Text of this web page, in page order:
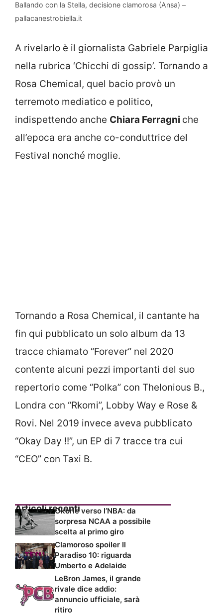
Ballando con la Stella, decisione clamorosa (Ansa) –
pallacanestrobiella.it
A rivelarlo è il giornalista Gabriele Parpiglia
nella rubrica ‘Chicchi di gossip’. Tornando a
Rosa Chemical, quel bacio provò un
terremoto mediatico e politico,
indispettendo anche Chiara Ferragni che
all’epoca era anche co-conduttrice del
Festival nonché moglie.
Tornando a Rosa Chemical, il cantante ha
fin qui pubblicato un solo album da 13
tracce chiamato “Forever” nel 2020
contente alcuni pezzi importanti del suo
repertorio come “Polka” con Thelonious B.,
Londra con “Rkomi”, Lobby Way e Rose &
Rovi. Nel 2019 invece aveva pubblicato
“Okay Day !!”, un EP di 7 tracce tra cui
“CEO” con Taxi B.
Articoli recentiOkorie verso l’NBA: da
sorpresa NCAA a possibile
scelta al primo giro
Clamoroso spoiler Il
Paradiso 10: riguarda
Umberto e Adelaide
LeBron James, il grande
rivale dice addio:
annuncio ufficiale, sarà
ritiro